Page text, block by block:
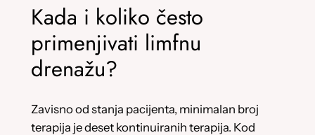
Kada i koliko često
primenjivati limfnu
drenažu?
Zavisno od stanja pacijenta, minimalan broj
terapija je deset kontinuiranih terapija. Kod